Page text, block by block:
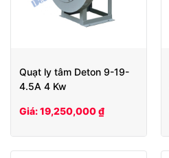
Quạt ly tâm Deton 9-19-
4.5A 4 Kw
Giá: 19,250,000 ₫